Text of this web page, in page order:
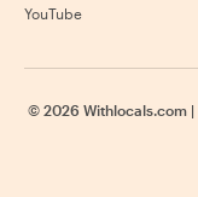
YouTube
© 2026 Withlocals.com |